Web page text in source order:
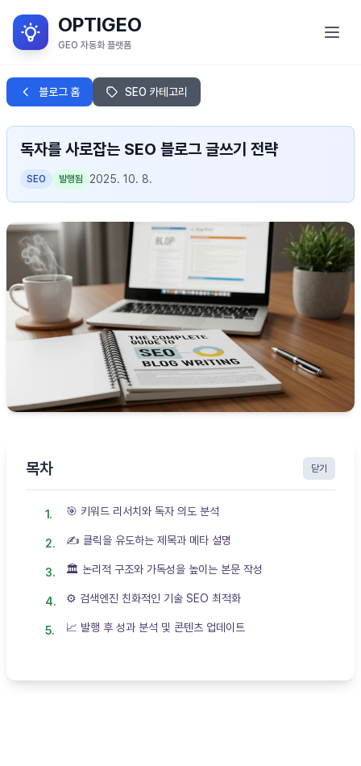
OPTIGEO
GEO 자동화 플랫폼
GEO란?
서비스 목적
OPTIGEO 소개
블로그
로그인
블로그 홈 SEO 카테고리
독자를 사로잡는 SEO 블로그 글쓰기 전략
SEO 발행됨 2025. 10. 8.
목차 닫기
🎯 키워드 리서치와 독자 의도 분석
✍️ 클릭을 유도하는 제목과 메타 설명
🏛️ 논리적 구조와 가독성을 높이는 본문 작성
⚙️ 검색엔진 친화적인 기술 SEO 최적화
📈 발행 후 성과 분석 및 콘텐츠 업데이트